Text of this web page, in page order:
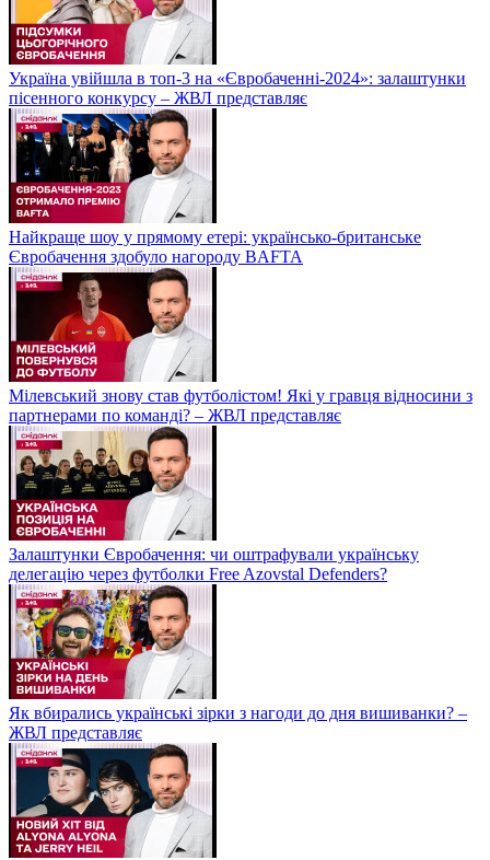
Україна увійшла в топ-3 на «Євробаченні-2024»: залаштунки
пісенного конкурсу – ЖВЛ представляє
Найкраще шоу у прямому етері: українсько-британське
Євробачення здобуло нагороду BAFTA
Мілевський знову став футболістом! Які у гравця відносини з
партнерами по команді? – ЖВЛ представляє
Залаштунки Євробачення: чи оштрафували українську
делегацію через футболки Free Azovstal Defenders?
Як вбирались українські зірки з нагоди до дня вишиванки? –
ЖВЛ представляє